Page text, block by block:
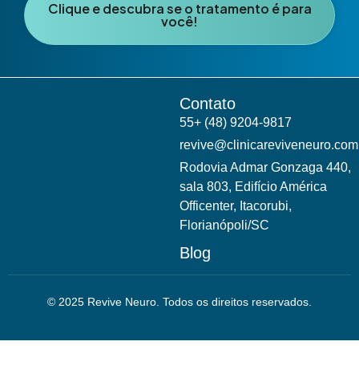
Clique e descubra se o tratamento é para
você!
Contato
55+ (48) 9204-9817
revive@clinicareviveneuro.com
Rodovia Admar Gonzaga 440,
sala 803, Edifício América
Officenter, Itacorubi,
Florianópoli/SC
Blog
© 2025 Revive Neuro. Todos os direitos reservados.